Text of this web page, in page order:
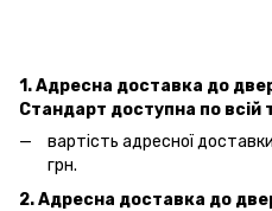
1. Адресна доставка до
Стандарт доступна по всій
вартість адресної доставки
грн.
2. Адресна доставка до